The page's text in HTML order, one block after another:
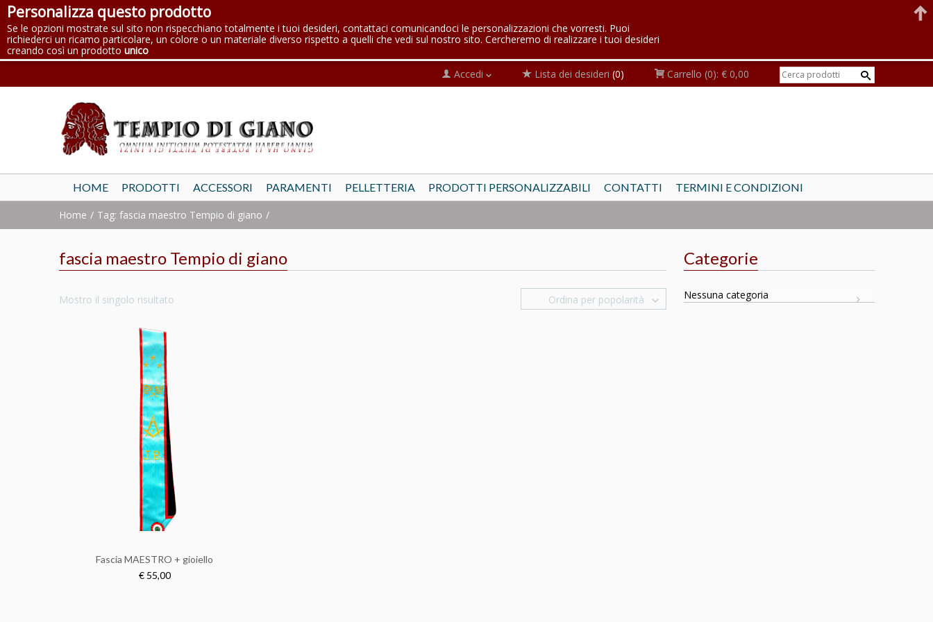
Accedi Lista dei desideri (0) Carrello (0): € 0,00
HOME PRODOTTI ACCESSORI PARAMENTI PELLETTERIA PRODOTTI PERSONALIZZABILI CONTATTI TERMINI E CONDIZIONI
Home Tag: fascia maestro Tempio di giano
fascia maestro Tempio di giano
Mostro il singolo risultato Ordina per popolarità
Fascia MAESTRO + gioiello
€ 55,00
Categorie
Nessuna categoria
Personalizza questo prodotto
Se le opzioni mostrate sul sito non rispecchiano totalmente i tuoi desideri, contattaci comunicandoci le personalizzazioni che vorresti. Puoi
richiederci un ricamo particolare, un colore o un materiale diverso rispetto a quelli che vedi sul nostro sito. Cercheremo di realizzare i tuoi desideri
creando così un prodotto unico